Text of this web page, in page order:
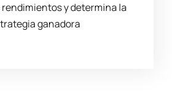
y determina la
ganadora